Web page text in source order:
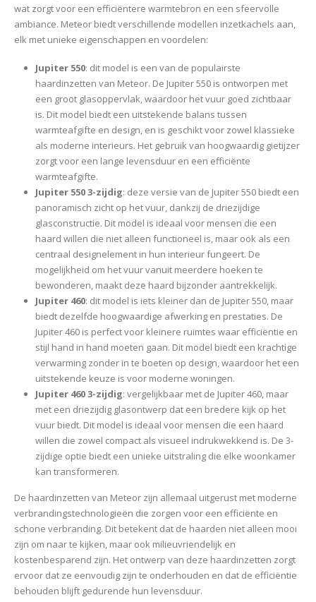
wat zorgt voor een efficiëntere warmtebron en een sfeervolle
ambiance. Meteor biedt verschillende modellen inzetkachels aan,
elk met unieke eigenschappen en voordelen:
Jupiter 550: dit model is een van de populairste
haardinzetten van Meteor. De Jupiter 550 is ontworpen met
een groot glasoppervlak, waardoor het vuur goed zichtbaar
is. Dit model biedt een uitstekende balans tussen
warmteafgifte en design, en is geschikt voor zowel klassieke
als moderne interieurs. Het gebruik van hoogwaardig gietijzer
zorgt voor een lange levensduur en een efficiënte
warmteafgifte.
Jupiter 550 3-zijdig: deze versie van de Jupiter 550 biedt een
panoramisch zicht op het vuur, dankzij de driezijdige
glasconstructie. Dit model is ideaal voor mensen die een
haard willen die niet alleen functioneel is, maar ook als een
centraal designelement in hun interieur fungeert. De
mogelijkheid om het vuur vanuit meerdere hoeken te
bewonderen, maakt deze haard bijzonder aantrekkelijk.
Jupiter 460: dit model is iets kleiner dan de Jupiter 550, maar
biedt dezelfde hoogwaardige afwerking en prestaties. De
Jupiter 460 is perfect voor kleinere ruimtes waar efficiëntie en
stijl hand in hand moeten gaan. Dit model biedt een krachtige
verwarming zonder in te boeten op design, waardoor het een
uitstekende keuze is voor moderne woningen.
Jupiter 460 3-zijdig: vergelijkbaar met de Jupiter 460, maar
met een driezijdig glasontwerp dat een bredere kijk op het
vuur biedt. Dit model is ideaal voor mensen die een haard
willen die zowel compact als visueel indrukwekkend is. De 3-
zijdige optie biedt een unieke uitstraling die elke woonkamer
kan transformeren.
De haardinzetten van Meteor zijn allemaal uitgerust met moderne
verbrandingstechnologieën die zorgen voor een efficiënte en
schone verbranding. Dit betekent dat de haarden niet alleen mooi
zijn om naar te kijken, maar ook milieuvriendelijk en
kostenbesparend zijn. Het ontwerp van deze haardinzetten zorgt
ervoor dat ze eenvoudig zijn te onderhouden en dat de efficiëntie
behouden blijft gedurende hun levensduur.